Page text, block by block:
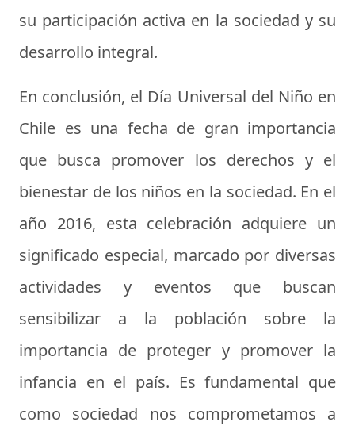
su participación activa en la sociedad y su
desarrollo integral.
En conclusión, el Día Universal del Niño en
Chile es una fecha de gran importancia
que busca promover los derechos y el
bienestar de los niños en la sociedad. En el
año 2016, esta celebración adquiere un
significado especial, marcado por diversas
actividades y eventos que buscan
sensibilizar a la población sobre la
importancia de proteger y promover la
infancia en el país. Es fundamental que
como sociedad nos comprometamos a